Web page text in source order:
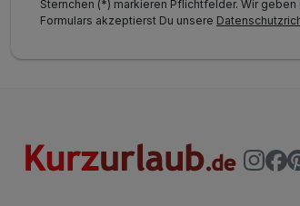
Sternchen (*) markieren Pflichtfelder. Wir
Formulars akzeptierst Du unsere